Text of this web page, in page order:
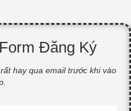
Đăng Ký
hay qua email trước khi vào